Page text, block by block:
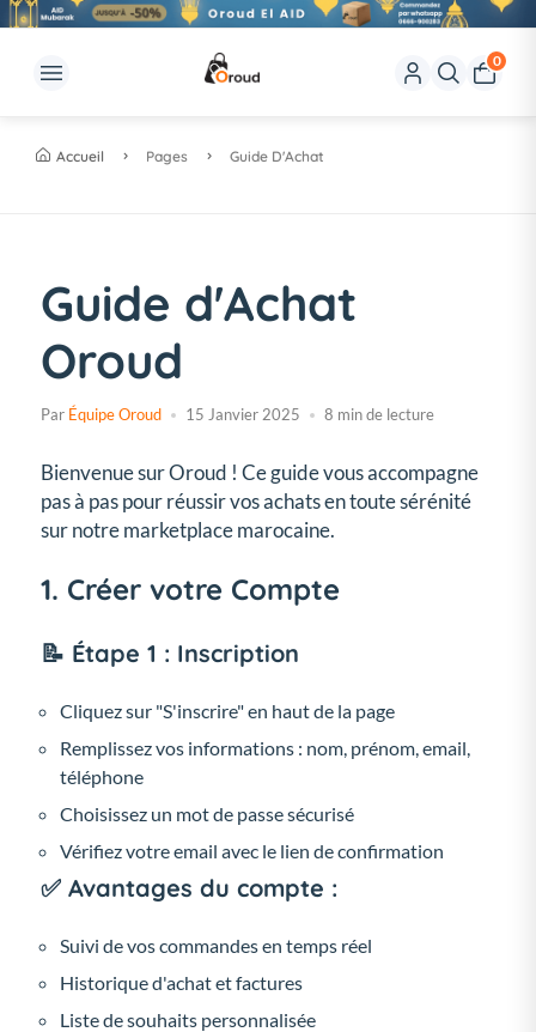
0
Accueil Pages Guide D'Achat
Guide d'Achat
Oroud
Par Équipe Oroud 15 Janvier 2025 8 min de lecture
Bienvenue sur Oroud ! Ce guide vous accompagne
pas à pas pour réussir vos achats en toute sérénité
sur notre marketplace marocaine.
1. Créer votre Compte
📝 Étape 1 : Inscription
Cliquez sur "S'inscrire" en haut de la page
Remplissez vos informations : nom, prénom, email,
téléphone
Choisissez un mot de passe sécurisé
Vérifiez votre email avec le lien de confirmation
✅ Avantages du compte :
Suivi de vos commandes en temps réel
Historique d'achat et factures
Liste de souhaits personnalisée